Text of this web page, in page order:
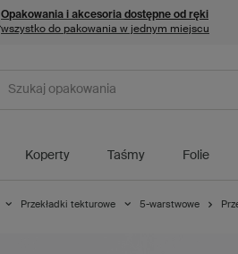
Opakowania i akcesoria dostępne od ręki
wszystko do pakowania w jednym miejscu
Koperty Taśmy Folie
Przekładki tekturowe 5-warstwowe